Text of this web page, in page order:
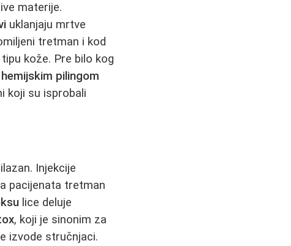
materije.
uklanjaju mrtve
tretman i kod
kože. Pre bilo kog
hemijskim pilingom
koji su isprobali
Injekcije
pacijenata tretman
lice deluje
, koji je sinonim za
izvode stručnjaci.